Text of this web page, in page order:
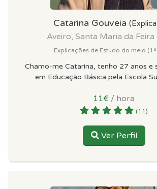
Catarina Gouveia
Aveiro, Santa Maria da Feira
Explicações de Estudo do meio
Chamo-me Catarina, tenho 27 anos e
em Educação Básica pela Escola
11€ / hora
(11)
Ver Perfil